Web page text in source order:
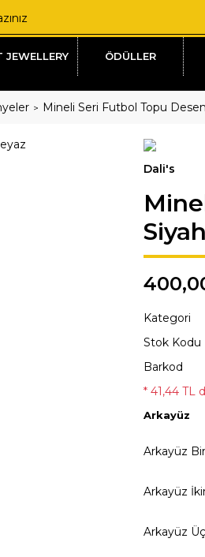
JEWELLERY ÖDÜLLER
Mineli Seri Futbol Topu
Dali's
Kategori
Stok Kodu
Barkod
* 41,44 TL
Arkayüz
Arkayüz
Arkayüz
Arkayüz